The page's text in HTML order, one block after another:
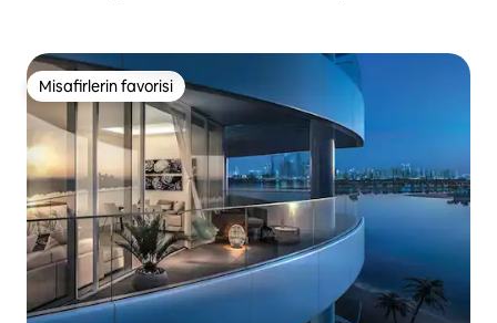
Misafirlerin favorisi
Misafirlerin favorisi